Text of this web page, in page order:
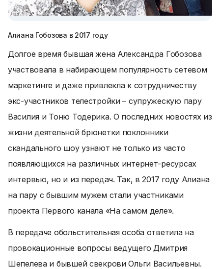
Алиана Гобозова в 2017 году
Долгое время бывшая жена Александра Гобозова
участвовала в набирающем популярность сетевом
маркетинге и даже привлекла к сотрудничеству
экс-участников телестройки – супружескую пару
Василия и Тоню Тодерика. О последних новостях из
жизни деятельной брюнетки поклонники
скандального шоу узнают не только из часто
появляющихся на различных интернет-ресурсах
интервью, но и из передач. Так, в 2017 году Алиана
на пару с бывшим мужем стали участниками
проекта Первого канала «На самом деле».
В передаче обольстительная особа ответила на
провокационные вопросы ведущего Дмитрия
Шепелева и бывшей свекрови Ольги Васильевны.